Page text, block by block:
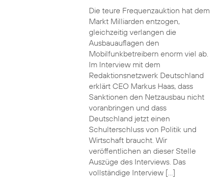
Die teure Frequenzauktion hat dem
Markt Milliarden entzogen,
gleichzeitig verlangen die
Ausbauauflagen den
Mobilfunkbetreibern enorm viel ab.
Im Interview mit dem
Redaktionsnetzwerk Deutschland
erklärt CEO Markus Haas, dass
Sanktionen den Netzausbau nicht
voranbringen und dass
Deutschland jetzt einen
Schulterschluss von Politik und
Wirtschaft braucht. Wir
veröffentlichen an dieser Stelle
Auszüge des Interviews. Das
vollständige Interview […]